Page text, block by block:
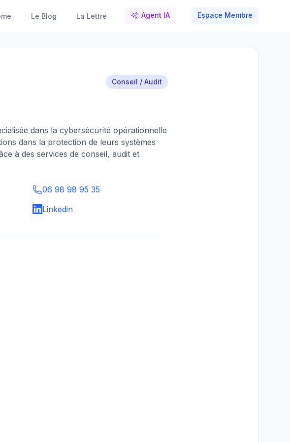
Le Blog La Lettre Agent IA Espace Membre
Conseil / Audit
dans la cybersécurité opérationnelle
dans la protection de leurs systèmes
à des services de conseil, audit et
06 98 98 95 35
Linkedin